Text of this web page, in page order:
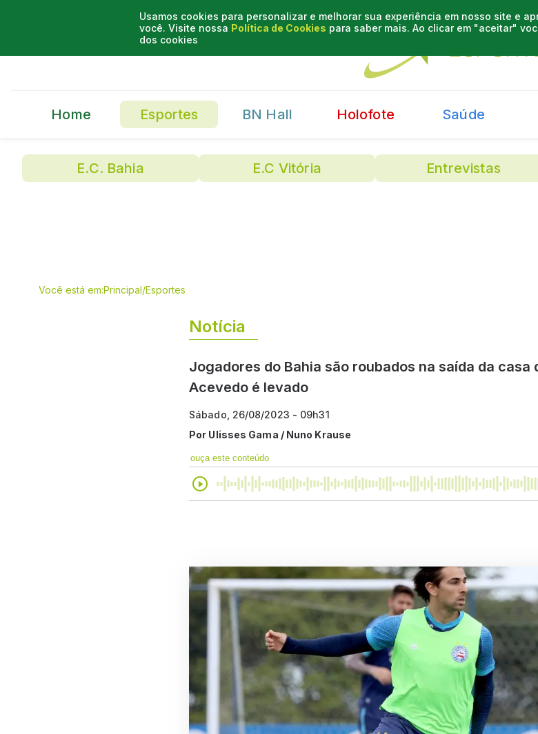
Usamos cookies para personalizar e melhorar sua experiência em nosso site e
você. Visite nossa Política de Cookies para saber mais. Ao clicar em "aceitar"
dos cookies
Home Esportes BN Hall Holofote Saúde
E.C. Bahia E.C Vitória Entrevistas
Você está em:Principal/Esportes
Notícia
Jogadores do Bahia são roubados na saída da casa
Acevedo é levado
Sábado, 26/08/2023 - 09h31
Por Ulisses Gama / Nuno Krause
ouça este conteúdo